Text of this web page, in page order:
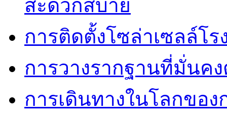
สะดวกสบาย
การติดตั้งโซล่าเซลล์โ
การวางรากฐานที่มั่นค
การเดินทางในโลกขอ